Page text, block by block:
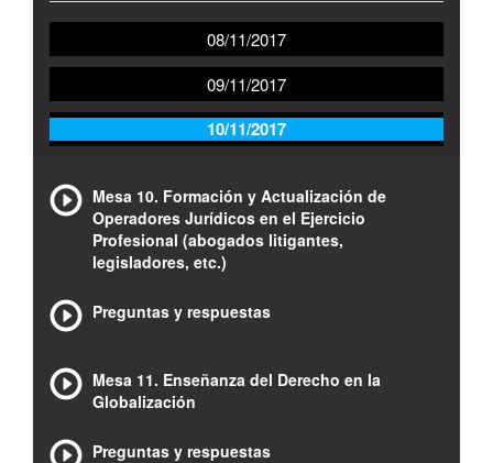
08/11/2017
09/11/2017
10/11/2017
Mesa 10. Formación y Actualización de
Operadores Jurídicos en el Ejercicio
Profesional (abogados litigantes,
legisladores, etc.)
Preguntas y respuestas
Mesa 11. Enseñanza del Derecho en la
Globalización
Preguntas y respuestas